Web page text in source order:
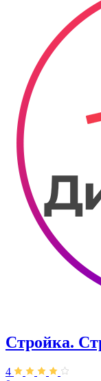
Стройка.
4